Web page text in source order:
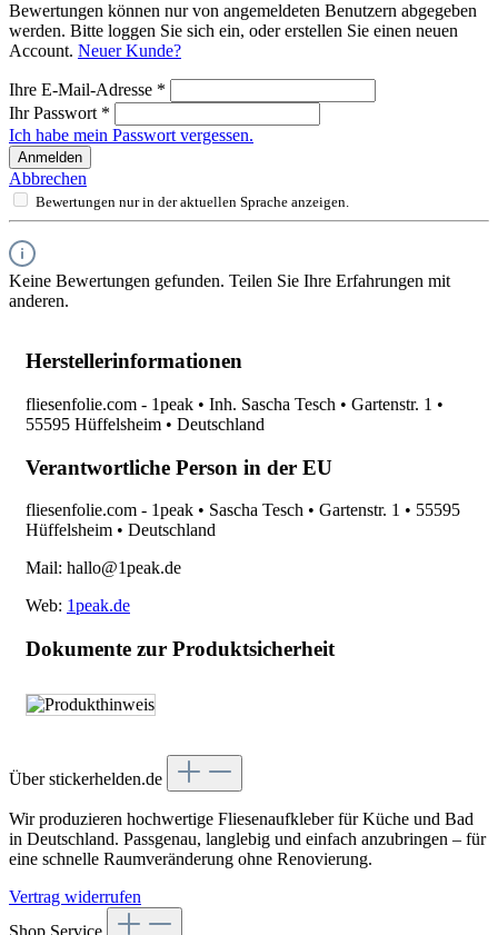
Bewertungen können nur von angemeldeten Benutzern abgegeben
werden. Bitte loggen Sie sich ein, oder erstellen Sie einen neuen
Account. Neuer Kunde?
Ihre E-Mail-Adresse *
Ihr Passwort *
Ich habe mein Passwort vergessen.
Anmelden
Abbrechen
Bewertungen nur in der aktuellen Sprache anzeigen.
Keine Bewertungen gefunden. Teilen Sie Ihre Erfahrungen mit
anderen.
Herstellerinformationen
fliesenfolie.com - 1peak • Inh. Sascha Tesch • Gartenstr. 1 •
55595 Hüffelsheim • Deutschland
Verantwortliche Person in der EU
fliesenfolie.com - 1peak • Sascha Tesch • Gartenstr. 1 • 55595
Hüffelsheim • Deutschland
Mail: hallo@1peak.de
Web: 1peak.de
Dokumente zur Produktsicherheit
Über stickerhelden.de
Wir produzieren hochwertige Fliesenaufkleber für Küche und Bad
in Deutschland. Passgenau, langlebig und einfach anzubringen – für
eine schnelle Raumveränderung ohne Renovierung.
Vertrag widerrufen
Shop Service